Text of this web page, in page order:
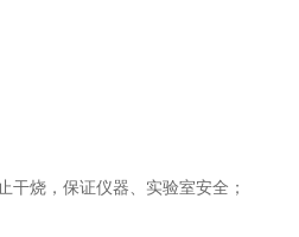
，保证仪器、实验室安全；